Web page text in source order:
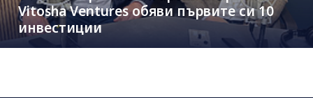
Vitosha Ventures обяви първите си 10
инвестиции